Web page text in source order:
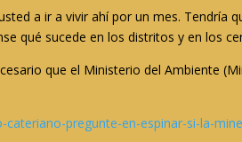
a ir a vivir ahí por un mes. Tendría
qué sucede en los distritos y en los
que el Ministerio del Ambiente
pregunte-en-espinar-si-la-